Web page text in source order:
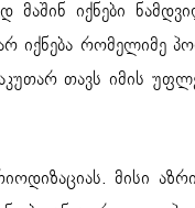
იქნები
იქნება რომელიმე
თავს იმის
მისი